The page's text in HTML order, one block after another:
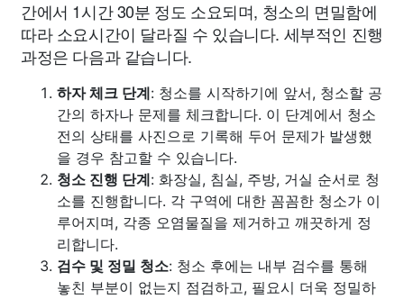
간에서 1시간 30분 정도 소요되며, 청소의 면밀함에
따라 소요시간이 달라질 수 있습니다. 세부적인 진행
과정은 다음과 같습니다.
하자 체크 단계: 청소를 시작하기에 앞서, 청소할 공
간의 하자나 문제를 체크합니다. 이 단계에서 청소
전의 상태를 사진으로 기록해 두어 문제가 발생했
을 경우 참고할 수 있습니다.
청소 진행 단계: 화장실, 침실, 주방, 거실 순서로 청
소를 진행합니다. 각 구역에 대한 꼼꼼한 청소가 이
루어지며, 각종 오염물질을 제거하고 깨끗하게 정
리합니다.
검수 및 정밀 청소: 청소 후에는 내부 검수를 통해
놓친 부분이 없는지 점검하고, 필요시 더욱 정밀하